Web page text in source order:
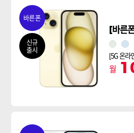
바른폰
신규
출시
[바른
그린 블루
[5G 온라
월